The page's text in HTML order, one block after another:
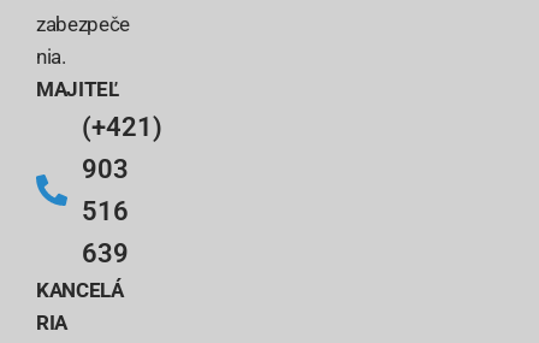
zabezpeče
nia.
MAJITEĽ
(+421)
903
516
639
KANCELÁ
RIA